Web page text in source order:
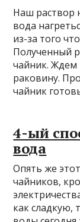
Наш раствор
вода
из-за того
Полученный
чайник. Ждем
раковину.
чайник
4-ый
вода
Опять же
чайников,
как сладкую,